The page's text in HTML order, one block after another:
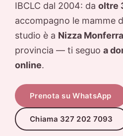
IBCLC dal 2004: da oltre
accompagno le mamme
studio è a Nizza
provincia — ti seguo a
online.
Prenota su WhatsApp
Chiama 327 202 7093